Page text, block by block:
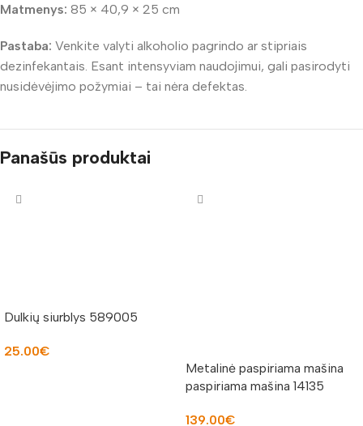
Matmenys: 85 × 40,9 × 25 cm
Pastaba: Venkite valyti alkoholio pagrindo ar stipriais
dezinfekantais. Esant intensyviam naudojimui, gali pasirodyti
nusidėvėjimo požymiai – tai nėra defektas.
Panašūs produktai
Dulkių siurblys 589005
25.00€
Metalinė paspiriama mašina
paspiriama mašina 14135
139.00€